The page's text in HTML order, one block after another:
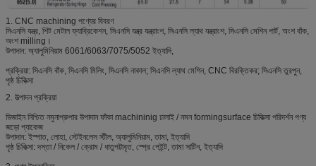
1. CNC machining পণ্যের বিবরণ
সিএনসি যন্ত্র, শিট মেটাল ফ্যাব্রিকেশন, সিএনসি যন্ত্র যন্ত্রাংশ, সিএনসি ল্যাথ যন্ত্রাংশ, সিএনসি মেশিন পার্ট, অংশ বাঁক,
অংশ milling।
উপাদান: অ্যালুমিনিয়াম 6061/6063/7075/5052 ইত্যাদি,
প্রক্রিয়া: সিএনসি বাঁক, সিএনসি মিলিং, সিএনসি নাকাল; সিএনসি ল্যাথ মেশিন, CNC বিরক্তিকর; সিএনসি তুরপুন,
পৃষ্ঠ চিকিত্সা
2. উত্পাদন প্রক্রিয়া
ডিজাইন নিশ্চিত নমুনাপ্রুপার উপাদান ফাঁকা machininig ঢালাই / নমন formingsurface চিকিত্সা পরিদর্শন পণ্য
জড়ো প্যাকেজ
উপাদান: ইস্পাত, লোহা, স্টেইনলেস স্টীল, অ্যালুমিনিয়াম, তামা, ইত্যাদি
পৃষ্ঠ চিকিত্সা: দস্তা / নিকেল / ক্রোম / ধাতুপট্টাবৃত, স্প্রে পেইন্ট, তামা সাটিন, ইত্যাদি